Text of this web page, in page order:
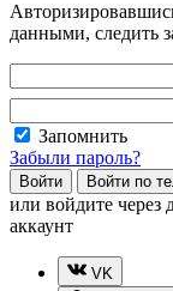
данными, следить
Запомнить
Забыли пароль?
Войти Войти по
или войдите через
аккаунт
VK